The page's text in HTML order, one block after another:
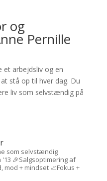
og
Pernille
et arbejdsliv og en
stå op til hver dag. Du
liv som selvstændig på
som selvstændig
'13 🎉Salgsoptimering af
mod + mindset📈Fokus +